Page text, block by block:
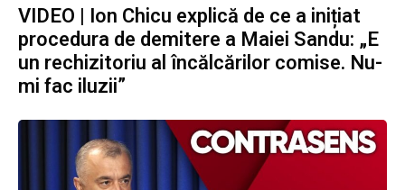
VIDEO | Ion Chicu explică de ce a inițiat
procedura de demitere a Maiei Sandu: „E
un rechizitoriu al încălcărilor comise. Nu-
mi fac iluzii”